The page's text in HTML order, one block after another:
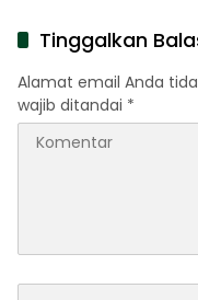
Tinggalkan
Alamat email Anda
wajib ditandai *